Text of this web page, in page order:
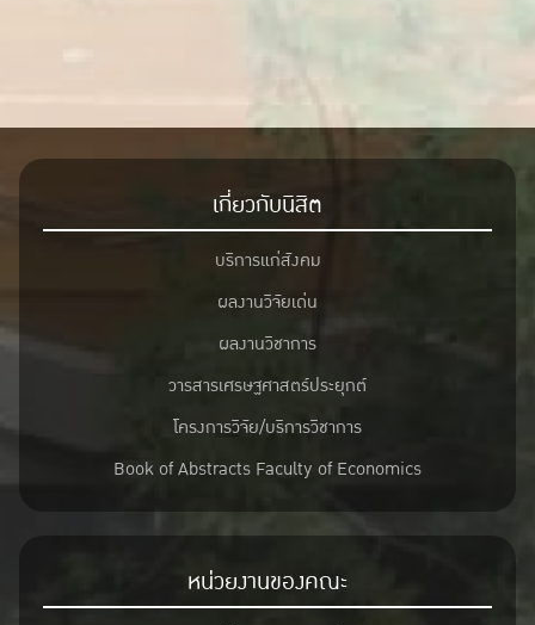
อุตสาหกรรมและบริษัท (Company & Industry
ทั้งสำนักพิมพ์ในประเทศและต่างประเทศ
(Industry News, Company News, M&A News)
เครื่องมือการใช้งานที่ง่ายและสะดวกบนฐานข้อมูล EMIS อาทิ เช่น
เปรียบเทียบข้อมูลในเชิงอุตสาหกรรม,
เครื่องมือค้นหาข้อมูลบริษัท เป็นต้น (Benchmark Indicators,
** สำหรับผู้เข้าร่วมอบรมยังได้รับใบประกาศนียบัตรจากการฝึกอบรม
โดยจัดขึ้นในศุกร์ที่ 23 กุมภาพันธ์ 2567 เวลา 09.00 – 12.00 น. ณ
เกี่ยวกับนิสิต
บริการแก่สังคม
ผลงานวิจัยเด่น
ผลงานวิชาการ
วารสารเศรษฐศาสตร์ประยุกต์
โครงการวิจัย/บริการวิชาการ
Book of Abstracts Faculty of Economics
หน่วยงานของคณะ